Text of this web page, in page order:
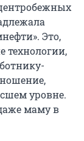
Это,
технологии,
уровне.
маму в